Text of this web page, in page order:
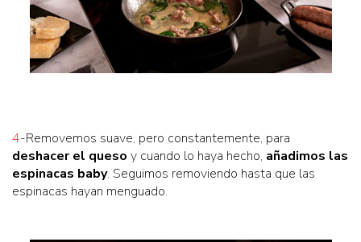
4-Removemos suave, pero constantemente, para
deshacer el queso y cuando lo haya hecho, añadimos las
espinacas baby. Seguimos removiendo hasta que las
espinacas hayan menguado.